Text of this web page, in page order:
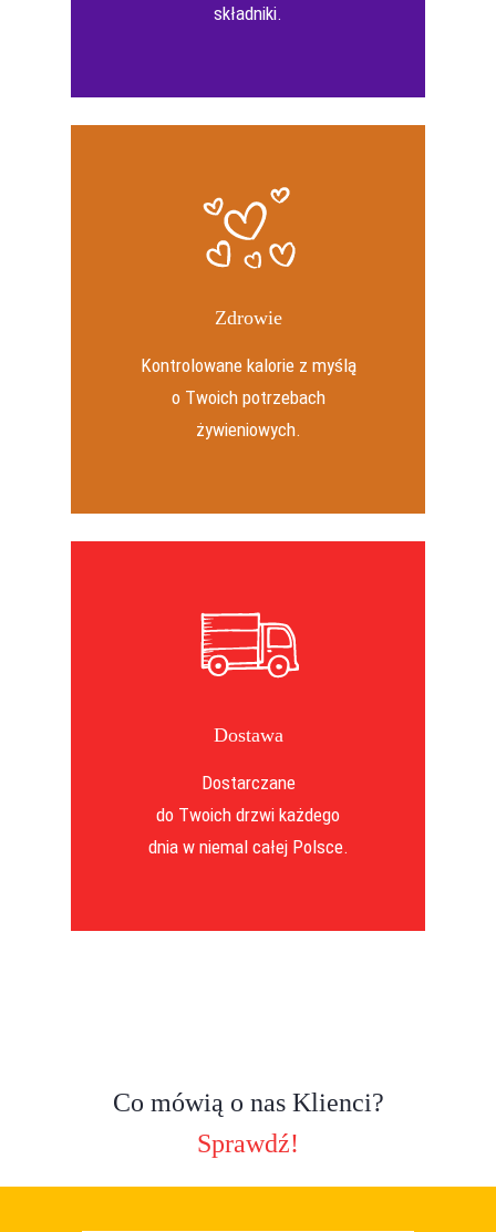
składniki.
Zdrowie
Kontrolowane kalorie z myślą
o Twoich potrzebach
żywieniowych.
Dostawa
Dostarczane
do Twoich drzwi każdego
dnia w niemal całej Polsce.
Co mówią o nas Klienci?
Sprawdź!